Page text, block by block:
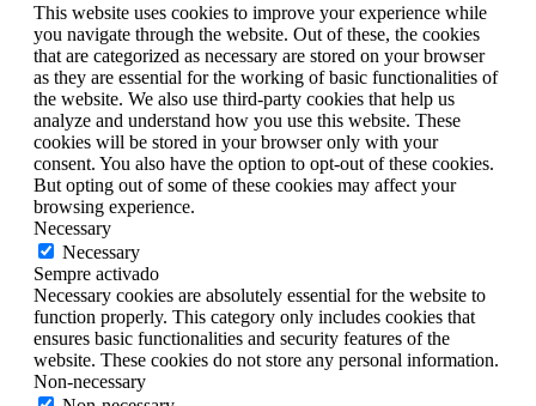
This website uses cookies to improve your experience while
you navigate through the website. Out of these, the cookies
that are categorized as necessary are stored on your browser
as they are essential for the working of basic functionalities of
the website. We also use third-party cookies that help us
analyze and understand how you use this website. These
cookies will be stored in your browser only with your
consent. You also have the option to opt-out of these cookies.
But opting out of some of these cookies may affect your
browsing experience.
Necessary
Necessary
Sempre activado
Necessary cookies are absolutely essential for the website to
function properly. This category only includes cookies that
ensures basic functionalities and security features of the
website. These cookies do not store any personal information.
Non-necessary